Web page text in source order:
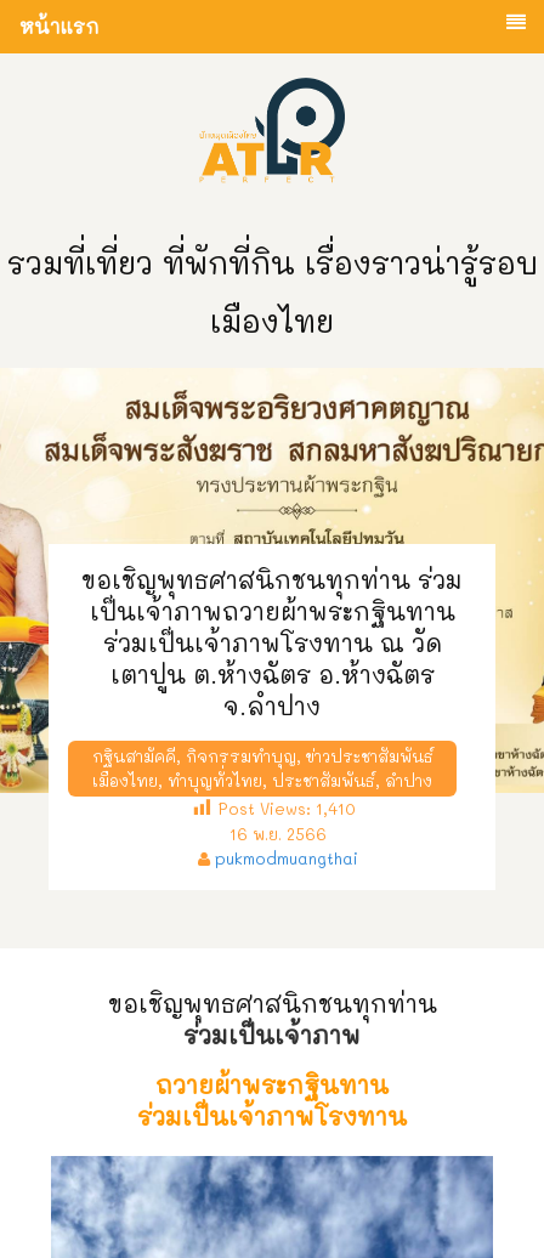
หน้าแรก
รวมที่เที่ยว ที่พักที่กิน เรื่องราวน่ารู้รอบ
เมืองไทย
ขอเชิญพุทธศาสนิกชนทุกท่าน ร่วม
เป็นเจ้าภาพถวายผ้าพระกฐินทาน
ร่วมเป็นเจ้าภาพโรงทาน ณ วัด
เตาปูน ต.ห้างฉัตร อ.ห้างฉัตร
จ.ลำปาง
กฐินสามัคคี, กิจกรรมทำบุญ, ข่าวประชาสัมพันธ์
เมืองไทย, ทำบุญทั่วไทย, ประชาสัมพันธ์, ลำปาง
Post Views: 1,410
16 พ.ย. 2566
pukmodmuangthai
ขอเชิญพุทธศาสนิกชนทุกท่าน
ร่วมเป็นเจ้าภาพ
ถวายผ้าพระกฐินทาน
ร่วมเป็นเจ้าภาพโรงทาน